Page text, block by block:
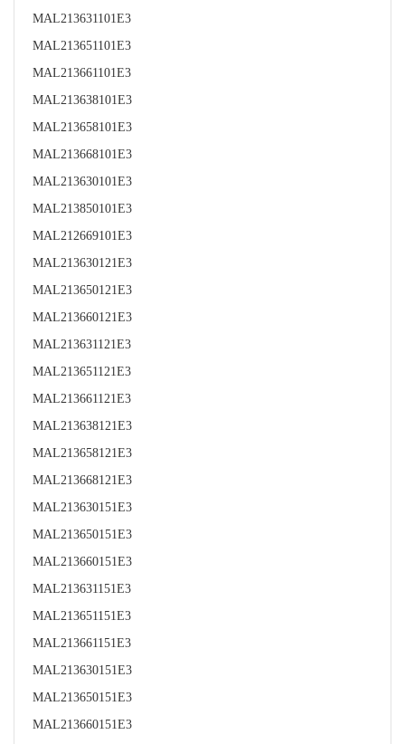
MAL213631101E3
MAL213651101E3
MAL213661101E3
MAL213638101E3
MAL213658101E3
MAL213668101E3
MAL213630101E3
MAL213850101E3
MAL212669101E3
MAL213630121E3
MAL213650121E3
MAL213660121E3
MAL213631121E3
MAL213651121E3
MAL213661121E3
MAL213638121E3
MAL213658121E3
MAL213668121E3
MAL213630151E3
MAL213650151E3
MAL213660151E3
MAL213631151E3
MAL213651151E3
MAL213661151E3
MAL213630151E3
MAL213650151E3
MAL213660151E3